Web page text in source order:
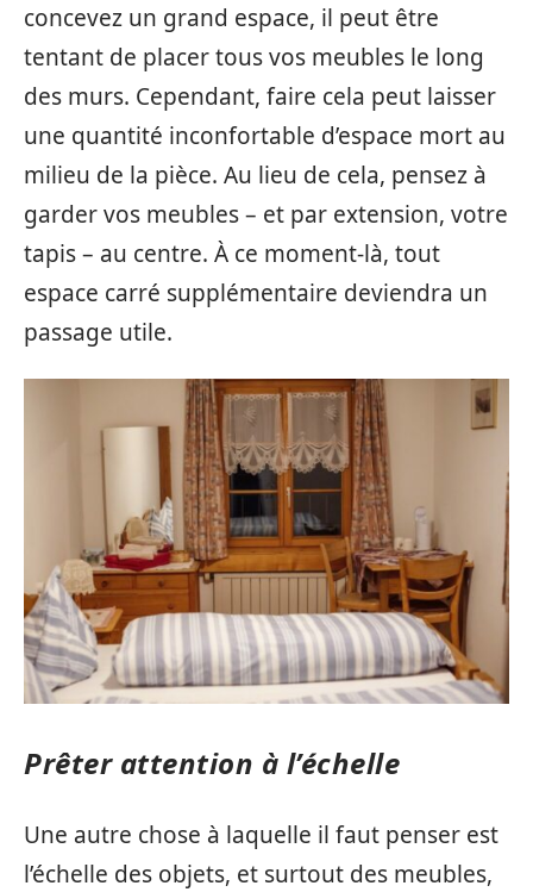
concevez un grand espace, il peut être
tentant de placer tous vos meubles le long
des murs. Cependant, faire cela peut laisser
une quantité inconfortable d’espace mort au
milieu de la pièce. Au lieu de cela, pensez à
garder vos meubles – et par extension, votre
tapis – au centre. À ce moment-là, tout
espace carré supplémentaire deviendra un
passage utile.
Prêter attention à l’échelle
Une autre chose à laquelle il faut penser est
l’échelle des objets, et surtout des meubles,